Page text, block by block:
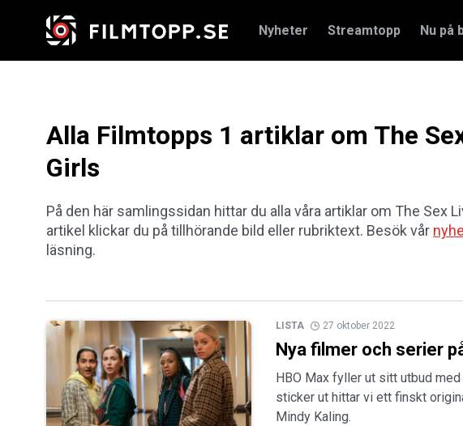
Nyheter Streamtopp Nu på
Alla Filmtopps 1 artiklar om The
Girls
På den här samlingssidan hittar du alla våra artiklar om The Sex
artikel klickar du på tillhörande bild eller rubriktext. Besök vår
läsning.
LISTA 27 oktober 2022
Nya filmer och serier
HBO Max fyller ut sitt utbud
sticker ut hittar vi ett finskt
Mindy Kaling.